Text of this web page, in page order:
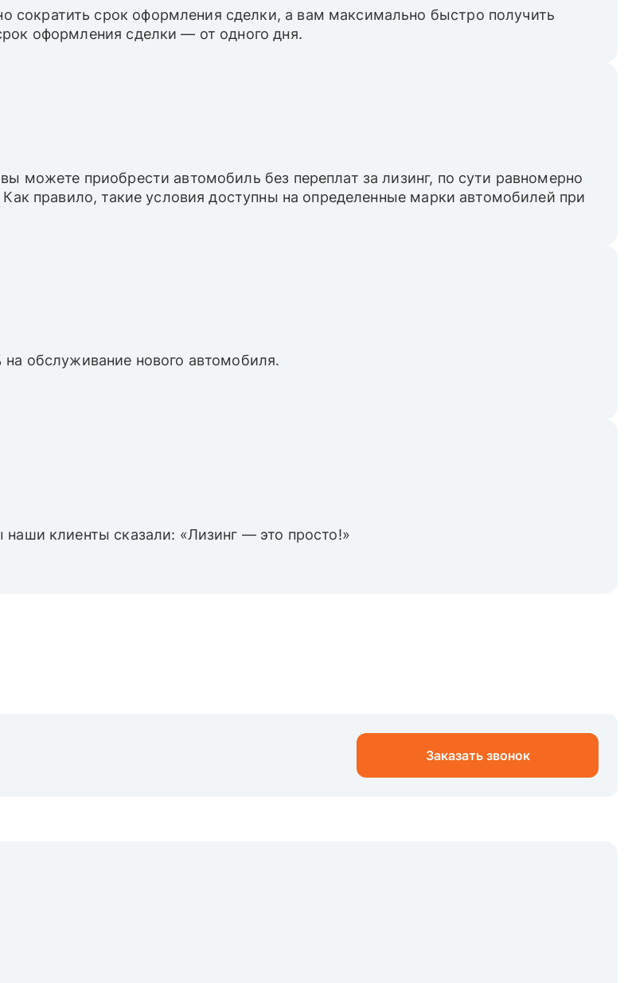
сократить срок оформления сделки, а вам максимально быстро получить
оформления сделки — от одного дня.
можете приобрести автомобиль без переплат за лизинг, по сути равномерно
правило, такие условия доступны на определенные марки автомобилей при
на обслуживание нового автомобиля.
клиенты сказали: «Лизинг — это просто!»
Заказать звонок